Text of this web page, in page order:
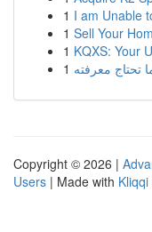
1 I am Unable
1 Sell Your
1 KQXS: Your
1 معرفته
Copyright © 2026 |
Users | Made with